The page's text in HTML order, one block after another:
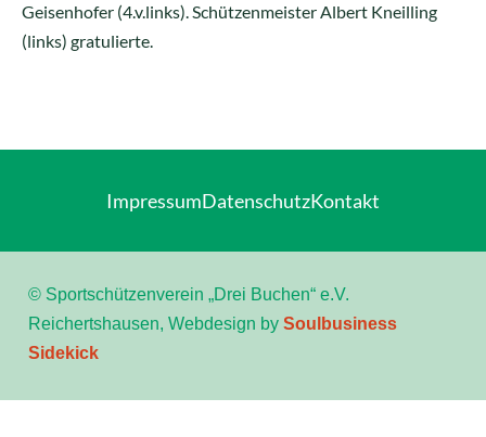
Geisenhofer (4.v.links). Schützenmeister Albert Kneilling
(links) gratulierte.
ImpressumDatenschutzKontakt
© Sportschützenverein „Drei Buchen“ e.V.
Reichertshausen, Webdesign by Soulbusiness
Sidekick